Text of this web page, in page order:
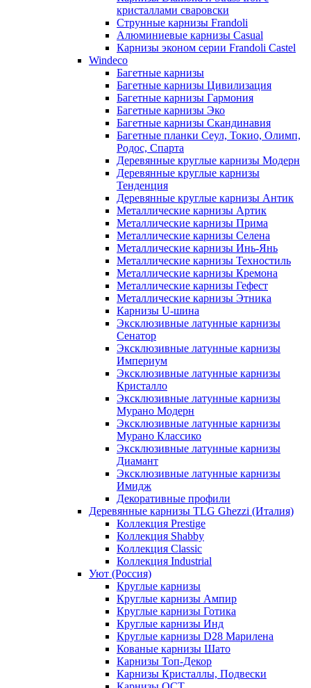
кристаллами сваровски
Струнные карнизы Frandoli
Алюминиевые карнизы Casual
Карнизы эконом серии Frandoli Castel
Windeco
Багетные карнизы
Багетные карнизы Цивилизация
Багетные карнизы Гармония
Багетные карнизы Эко
Багетные карнизы Скандинавия
Багетные планки Сеул, Токио, Олимп,
Родос, Спарта
Деревянные круглые карнизы Модерн
Деревянные круглые карнизы
Тенденция
Деревянные круглые карнизы Антик
Металлические карнизы Артик
Металлические карнизы Прима
Металлические карнизы Селена
Металлические карнизы Инь-Янь
Металлические карнизы Техностиль
Металлические карнизы Кремона
Металлические карнизы Гефест
Металлические карнизы Этника
Карнизы U-шина
Эксклюзивные латунные карнизы
Сенатор
Эксклюзивные латунные карнизы
Империум
Эксклюзивные латунные карнизы
Кристалло
Эксклюзивные латунные карнизы
Мурано Модерн
Эксклюзивные латунные карнизы
Мурано Классико
Эксклюзивные латунные карнизы
Диамант
Эксклюзивные латунные карнизы
Имидж
Декоративные профили
Деревянные карнизы TLG Ghezzi (Италия)
Коллекция Prestige
Коллекция Shabby
Коллекция Classic
Коллекция Industrial
Уют (Россия)
Круглые карнизы
Круглые карнизы Ампир
Круглые карнизы Готика
Круглые карнизы Инд
Круглые карнизы D28 Марилена
Кованые карнизы Шато
Карнизы Топ-Декор
Карнизы Кристаллы, Подвески